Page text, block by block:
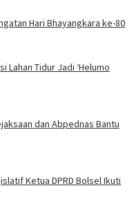
Hari Bhayangkara ke-80
Lahan Tidur Jadi ‘Helumo
dan Abpednas Bantu
Ketua DPRD Bolsel Ikuti